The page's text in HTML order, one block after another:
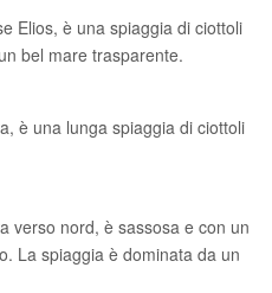
Elios, è una spiaggia di ciottoli
bel mare trasparente.
è una lunga spiaggia di ciottoli
verso nord, è sassosa e con un
La spiaggia è dominata da un